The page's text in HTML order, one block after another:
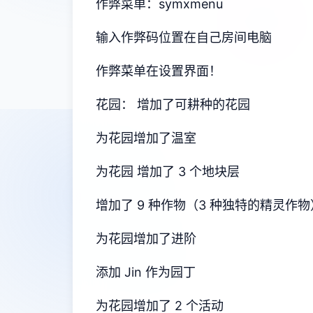
作弊菜单：symxmenu
输入作弊码位置在自己房间电脑
作弊菜单在设置界面！
花园： 增加了可耕种的花园
为花园增加了温室
为花园 增加了 3 个地块层
增加了 9 种作物（3 种独特的精灵作物
为花园增加了进阶
添加 Jin 作为园丁
为花园增加了 2 个活动